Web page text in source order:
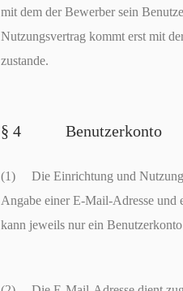
mit dem der Bewerber sein
Nutzungsvertrag kommt erst mit
zustande.
§ 4 Benutzerkonto
(1) Die Einrichtung und Nutzung
Angabe einer E-Mail-Adresse
kann jeweils nur ein